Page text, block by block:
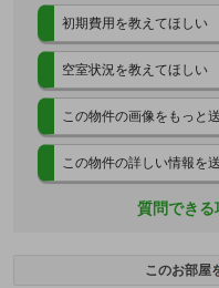
初期費用を教えてほしい
空室状況を教えてほしい
この物件の画像をもっと
この物件の詳しい情報を
質問できる
このお部屋